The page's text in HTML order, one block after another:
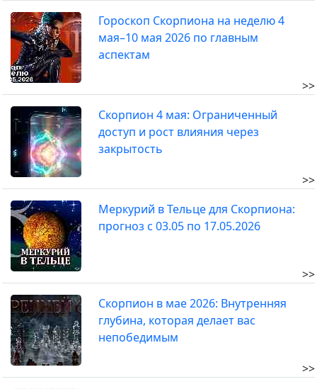
Гороскоп Скорпиона на неделю 4
мая–10 мая 2026 по главным
аспектам
>>
Скорпион 4 мая: Ограниченный
доступ и рост влияния через
закрытость
>>
Меркурий в Тельце для Скорпиона:
прогноз с 03.05 по 17.05.2026
>>
Скорпион в мае 2026: Внутренняя
глубина, которая делает вас
непобедимым
>>